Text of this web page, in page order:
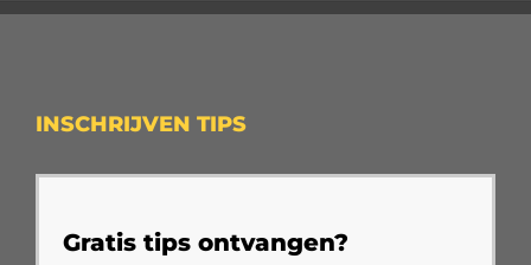
INSCHRIJVEN TIPS
Gratis tips ontvangen?